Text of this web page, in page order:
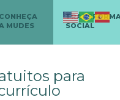
CONHEÇA
MUDES
SOCIAL
para